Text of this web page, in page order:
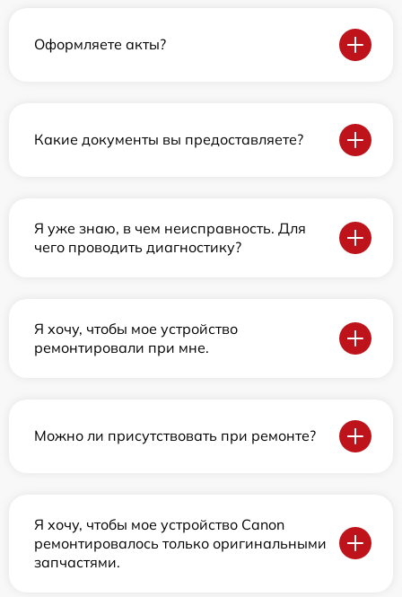
Оформляете акты?
Какие документы вы предоставляете?
Я уже знаю, в чем неисправность. Для
чего проводить диагностику?
Я хочу, чтобы мое устройство
ремонтировали при мне.
Можно ли присутствовать при ремонте?
Я хочу, чтобы мое устройство Canon
ремонтировалось только оригинальными
запчастями.